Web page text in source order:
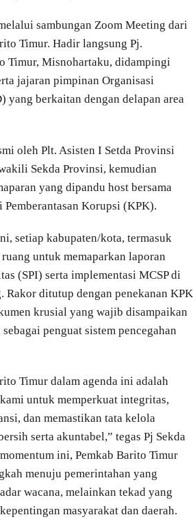
sambungan Zoom Meeting dari
Timur. Hadir langsung Pj.
Timur, Misnohartaku, didampingi
jajaran pimpinan Organisasi
yang berkaitan dengan delapan area
oleh Plt. Asisten I Setda Provinsi
Sekda Provinsi, kemudian
yang dipandu host bersama
Korupsi (KPK).
setiap kabupaten/kota, termasuk
untuk memaparkan laporan
(SPI) serta implementasi MCSP di
Rakor ditutup dengan penekanan KPK
krusial yang wajib disampaikan
penguat sistem pencegahan
Timur dalam agenda ini adalah
untuk memperkuat integritas,
dan memastikan tata kelola
serta akuntabel,” tegas Pj Sekda
ini, Pemkab Barito Timur
menuju pemerintahan yang
wacana, melainkan tekad yang
masyarakat dan daerah.